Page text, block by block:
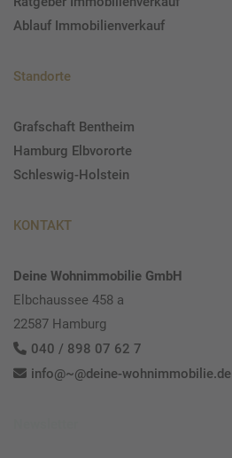
Ablauf Immobilienverkauf
Standorte
Grafschaft Bentheim
Hamburg Elbvororte
Schleswig-Holstein
KONTAKT
Deine Wohnimmobilie GmbH
Elbchaussee 458 a
22587 Hamburg
040 / 898 07 62 7
info@~@deine-wohnimmobilie.de